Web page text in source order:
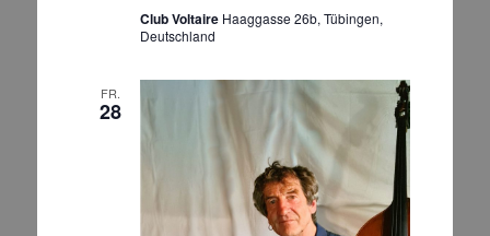
Club Voltaire Haaggasse 26b, Tübingen,
Deutschland
FR.
28